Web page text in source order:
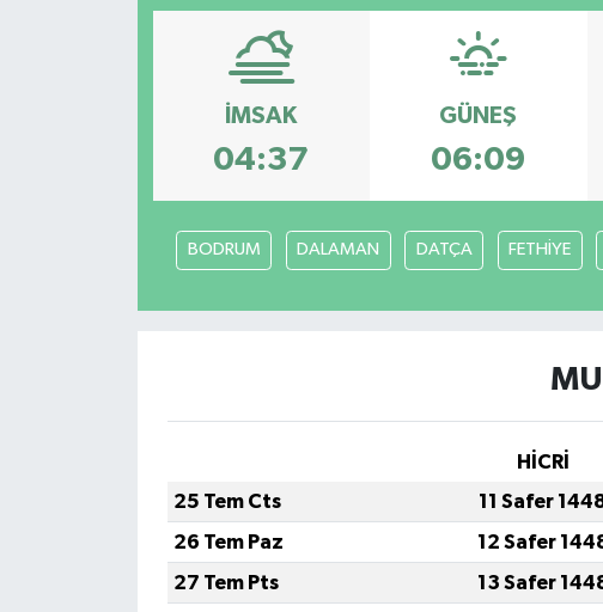
İMSAK
04:37
GÜNEŞ
06:09
BODRUM DALAMAN DATÇA FETHİYE
HİCRİ
25 Tem Cts
11 Safer
26 Tem Paz
12 Safer
27 Tem Pts
13 Safer